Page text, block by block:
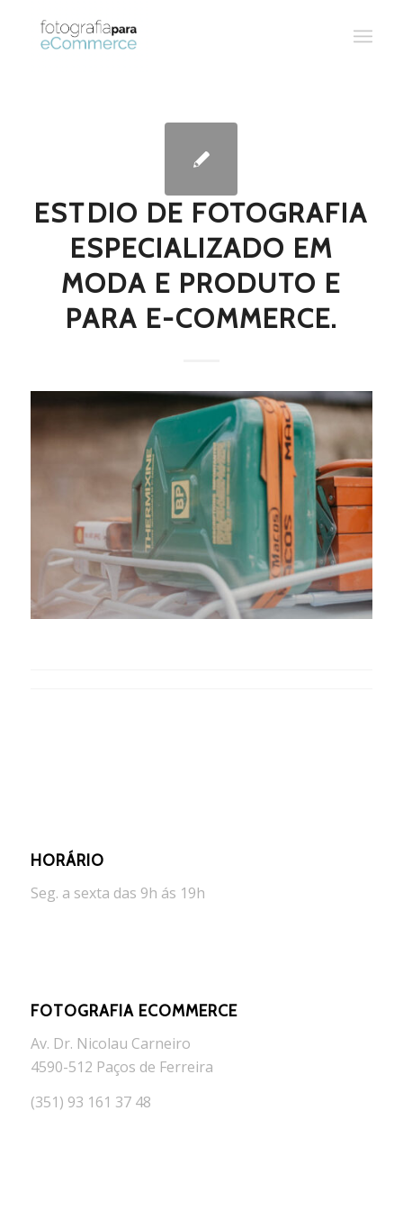
ESTDIO DE FOTOGRAFIA
ESPECIALIZADO EM
MODA E PRODUTO E
PARA E-COMMERCE.
HORÁRIO
Seg. a sexta das 9h ás 19h
FOTOGRAFIA ECOMMERCE
Av. Dr. Nicolau Carneiro
4590-512 Paços de Ferreira
(351) 93 161 37 48